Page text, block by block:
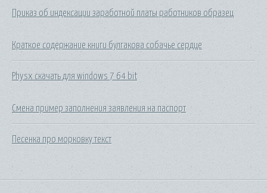
Приказ об индексации заработной платы работников образец
Краткое содержание книги булгакова собачье сердце
Physx скачать для windows 7 64 bit
Смена пример заполнения заявления на паспорт
Песенка про морковку текст